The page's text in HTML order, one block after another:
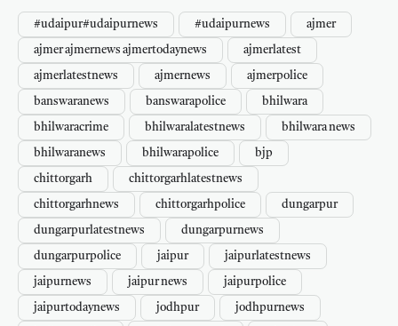
#udaipur#udaipurnews #udaipurnews ajmer
ajmer ajmernews ajmertodaynews ajmerlatest
ajmerlatestnews ajmernews ajmerpolice
banswaranews banswarapolice bhilwara
bhilwaracrime bhilwaralatestnews bhilwara news
bhilwaranews bhilwarapolice bjp
chittorgarh chittorgarhlatestnews
chittorgarhnews chittorgarhpolice dungarpur
dungarpurlatestnews dungarpurnews
dungarpurpolice jaipur jaipurlatestnews
jaipurnews jaipur news jaipurpolice
jaipurtodaynews jodhpur jodhpurnews